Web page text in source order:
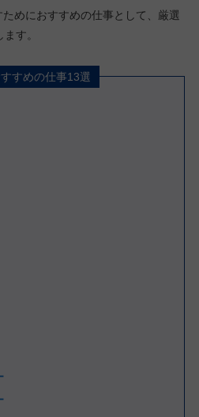
めにおすすめの仕事として、厳選
す。
すめの仕事13選